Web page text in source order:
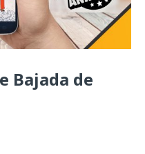
Bajada de